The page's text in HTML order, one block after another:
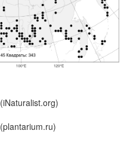
(iNaturalist.org)
(plantarium.ru)